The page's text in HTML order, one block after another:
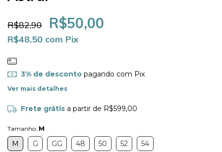
R$82,90 R$50,00
R$48,50 com Pix
3% de descontopagando com Pix
Ver mais detalhes
Frete grátis a partir de R$599,00
Tamanho: M
M G GG 48 50 52 54